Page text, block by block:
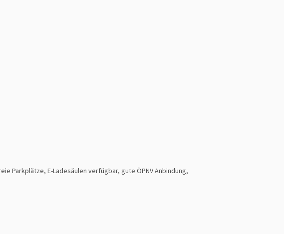
E-Ladesäulen verfügbar, gute ÖPNV Anbindung,